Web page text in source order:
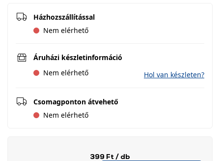
Házhozszállítással
Nem elérhető
Áruházi készletinformáció
Nem elérhető
Hol van készleten?
Csomagponton átvehető
Nem elérhető
399 Ft / db